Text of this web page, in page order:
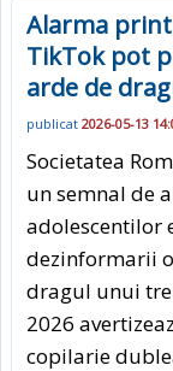
Alarma
TikTok pot
arde de
publicat 2026-05-13
Societatea
un semnal de
adolescentilor
dezinformarii
dragul unui
2026
copilarie